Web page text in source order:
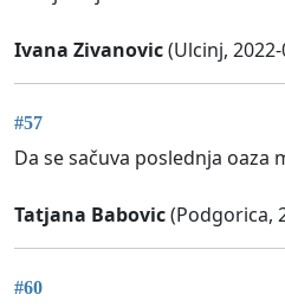
Ivana Zivanovic(Ulcinj,
#57
Da se sačuva poslednja oaza
Tatjana Babovic(Podgorica,
#60